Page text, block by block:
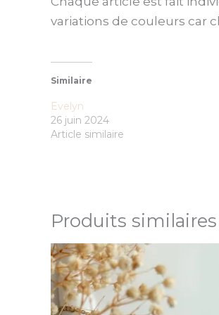
variations de couleurs car
Similaire
Evelyn
26 juin 2024
Article similaire
Produits similaires